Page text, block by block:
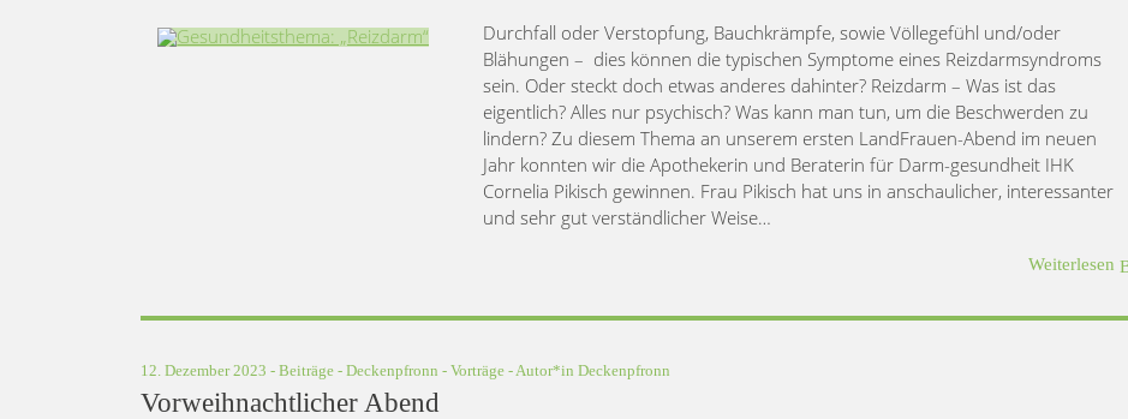
Durchfall oder Verstopfung, Bauchkrämpfe, sowie Völlegefühl und/oder
Blähungen – dies können die typischen Symptome eines Reizdarmsyndroms
sein. Oder steckt doch etwas anderes dahinter? Reizdarm – Was ist das
eigentlich? Alles nur psychisch? Was kann man tun, um die Beschwerden zu
lindern? Zu diesem Thema an unserem ersten LandFrauen-Abend im neuen
Jahr konnten wir die Apothekerin und Beraterin für Darm-gesundheit IHK
Cornelia Pikisch gewinnen. Frau Pikisch hat uns in anschaulicher, interessanter
und sehr gut verständlicher Weise…
Weiterlesen
12. Dezember 2023 - Beiträge - Deckenpfronn - Vorträge - Autor*in Deckenpfronn
Vorweihnachtlicher Abend